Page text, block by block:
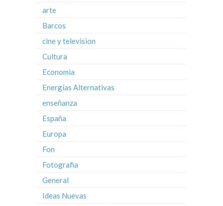
arte
Barcos
cine y television
Cultura
Economia
Energías Alternativas
enseñanza
España
Europa
Fon
Fotografia
General
Ideas Nuevas